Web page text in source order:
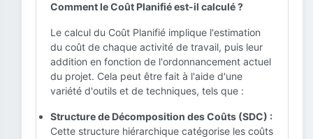
Comment le Coût Planifié est-il calculé ?
Le calcul du Coût Planifié implique l'estimation
du coût de chaque activité de travail, puis leur
addition en fonction de l'ordonnancement actuel
du projet. Cela peut être fait à l'aide d'une
variété d'outils et de techniques, tels que :
Structure de Décomposition des Coûts (SDC) :
Cette structure hiérarchique catégorise les coûts